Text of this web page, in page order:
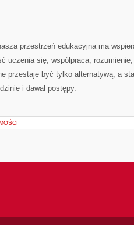
przestrzeń edukacyjna ma
uczenia się, współpraca,
przestaje być tylko alternatywą, a
i dawał postępy.